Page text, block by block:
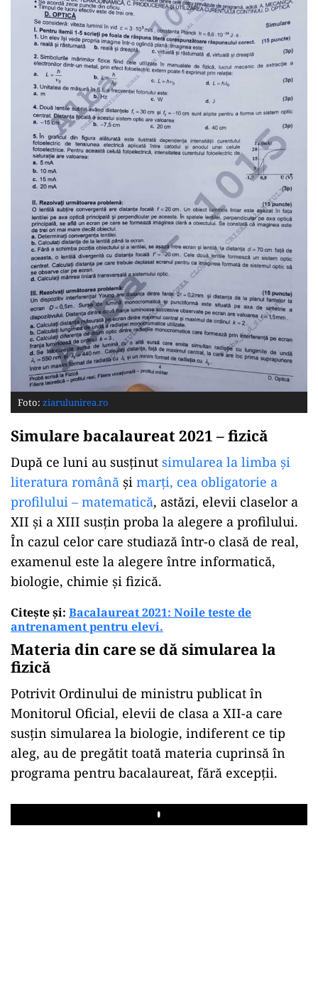
Foto: ziarulunirea.ro
Simulare bacalaureat 2021 – fizică
După ce luni au susținut simularea la limba și
literatura română și marți, cea obligatorie a
profilului – matematică, astăzi, elevii claselor a
XII și a XIII susțin proba la alegere a profilului.
În cazul celor care studiază într-o clasă de real,
examenul este la alegere între informatică,
biologie, chimie și fizică.
Citește și: Bacalaureat 2021: Noile teste de
antrenament pentru elevi.
Materia din care se dă simularea la
fizică
Potrivit Ordinului de ministru publicat în
Monitorul Oficial, elevii de clasa a XII-a care
susțin simularea la biologie, indiferent ce tip
aleg, au de pregătit toată materia cuprinsă în
programa pentru bacalaureat, fără excepții.
Play